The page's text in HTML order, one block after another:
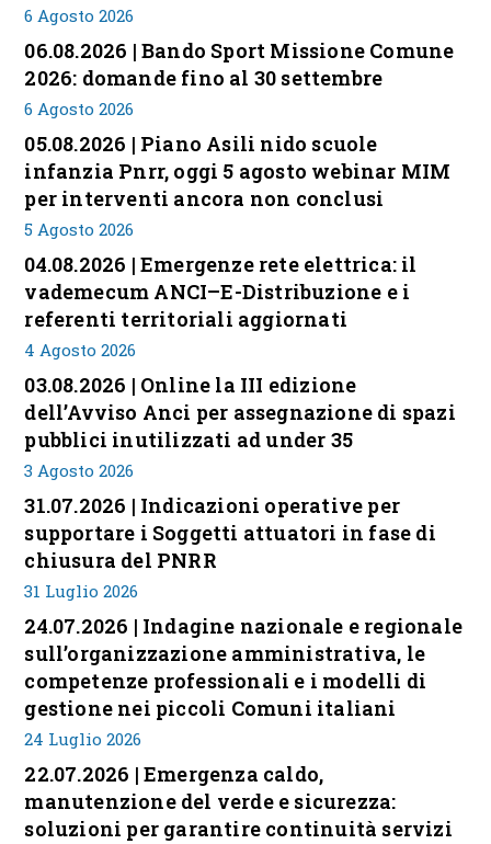
6 Agosto 2026
06.08.2026 | Bando Sport Missione Comune
2026: domande fino al 30 settembre
6 Agosto 2026
05.08.2026 | Piano Asili nido scuole
infanzia Pnrr, oggi 5 agosto webinar MIM
per interventi ancora non conclusi
5 Agosto 2026
04.08.2026 | Emergenze rete elettrica: il
vademecum ANCI–E-Distribuzione e i
referenti territoriali aggiornati
4 Agosto 2026
03.08.2026 | Online la III edizione
dell’Avviso Anci per assegnazione di spazi
pubblici inutilizzati ad under 35
3 Agosto 2026
31.07.2026 | Indicazioni operative per
supportare i Soggetti attuatori in fase di
chiusura del PNRR
31 Luglio 2026
24.07.2026 | Indagine nazionale e regionale
sull’organizzazione amministrativa, le
competenze professionali e i modelli di
gestione nei piccoli Comuni italiani
24 Luglio 2026
22.07.2026 | Emergenza caldo,
manutenzione del verde e sicurezza:
soluzioni per garantire continuità servizi